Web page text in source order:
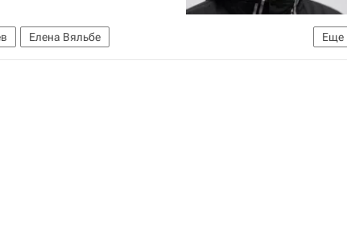
Еще
Елена Вяльбе